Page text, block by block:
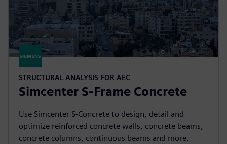
STRUCTURAL ANALYSIS FOR AEC
Simcenter S-Frame Concrete
Use Simcenter S-Concrete to design, detail and
optimize reinforced concrete walls, concrete beams,
concrete columns, continuous beams and more.